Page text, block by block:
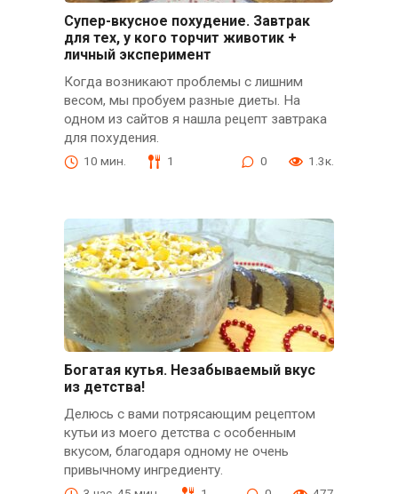
Супер-вкусное похудение. Завтрак
для тех, у кого торчит животик +
личный эксперимент
Когда возникают проблемы с лишним
весом, мы пробуем разные диеты. На
одном из сайтов я нашла рецепт завтрака
для похудения.
10 мин. 1 0 1.3к.
Богатая кутья. Незабываемый вкус
из детства!
Делюсь с вами потрясающим рецептом
кутьи из моего детства с особенным
вкусом, благодаря одному не очень
привычному ингредиенту.